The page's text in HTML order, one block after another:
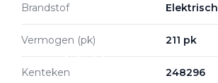
Zakelijk
Brandstof Elektrisch
Vermogen (pk) 211 pk
Kenteken 248296